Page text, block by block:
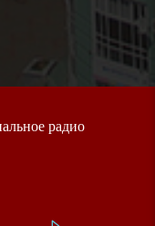
радио